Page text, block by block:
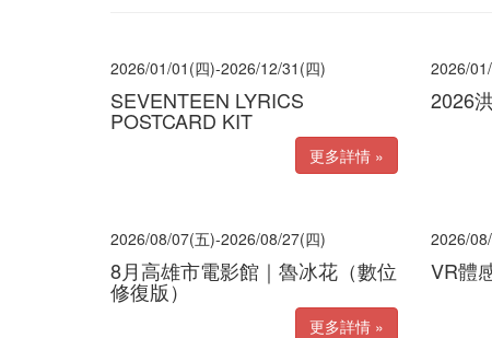
2026/01/01(四)-2026/12/31(四)
SEVENTEEN LYRICS
POSTCARD KIT
更多詳情 »
2026/
2026
2026/08/07(五)-2026/08/27(四)
8月高雄市電影館｜魯冰花（數位
修復版）
更多詳情 »
2026/
VR體